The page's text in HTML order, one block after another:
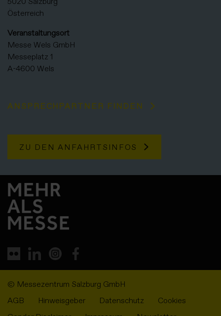
Österreich
Veranstaltungsort
Messe Wels GmbH
Messeplatz 1
A-4600 Wels
ANSPRECHPARTNER FINDEN
ZU DEN ANFAHRTSINFOS
© Messezentrum Salzburg GmbH
AGB
Hinweisgeber Datenschutz
Cookies